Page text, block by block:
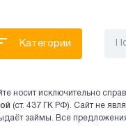
Категории
носит исключительно
(ст. 437 ГК РФ). Сайт не
займы. Все